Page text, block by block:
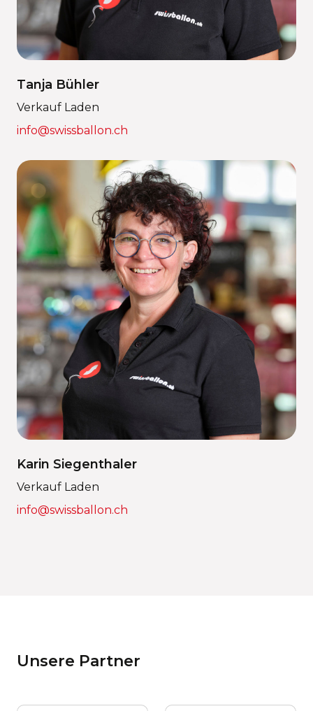
Tanja Bühler
Verkauf Laden
info@swissballon.ch
Karin Siegenthaler
Verkauf Laden
info@swissballon.ch
Unsere Partner